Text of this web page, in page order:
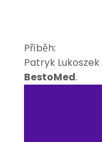
Příběh:
Patryk
BestoMed.